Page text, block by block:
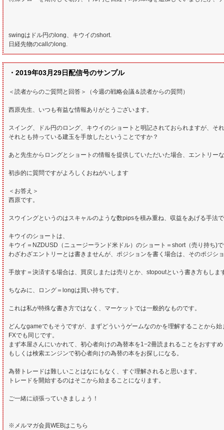
swingはドル円のlong、キウイのshort.
日経先物のcallのlong.
・2019年03月29日配信号のサンプル
＜読者からのご質問と回答＞（今週の戦略会議＆読者からの質問）
西原先生、いつも有益な情報ありがとうございます。
スイング、ドル円のロング、キウイのショートと明記されておられますが、そ
それとも持っている建玉を手放したということですか？
あと先生からロングとショートの情報を提供していただいた場合、エントリ
初歩的に質問ですがよろしくおねがいします
＜お答え＞
西原です。
スウイングというのはスキャルのような数pipsを積み重ね、収益をあげる手
キウイのショートは、
キウイ＝NZDUSD（ニュージーランド米ドル）のショート＝short（売り持ち)
わざわざエントリーとは書きませんが、ポジションを書く場合は、そのポジ
手放す＝決済する場合は、買戻しまたは売りとか、stopoutという書き方もしま
ちなみに、ロング＝longは買い持ちです。
これは私が特殊な書き方ではなく、マーケットでは一般的なものです。
どんなgameでもそうですが、まずどういうゲームなのかを理解することから始
FXでも同じです。
まず本屋さんにいかれて、初心者向けの為替本を1−2冊読まれることをおすす
もしくは検索エンジンで初心者向けの為替の本をお探しになる。
為替トレードは難しいことはなにもなく、すぐ理解されると思います。
トレードを開始するのはそこから始まることになります。
ご一緒に頑張っていきましょう！
※メルマガ会員WEBはこちら